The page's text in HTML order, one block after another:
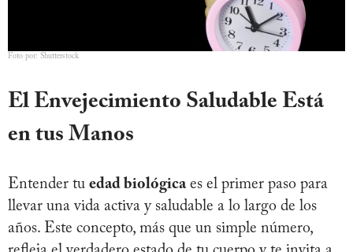
Foto por: Shutterstock
El Envejecimiento Saludable Está
en tus Manos
Entender tu edad biológicaes el primer paso para
llevar una vida activa y saludable a lo largo de los
años. Este concepto, más que un simple número,